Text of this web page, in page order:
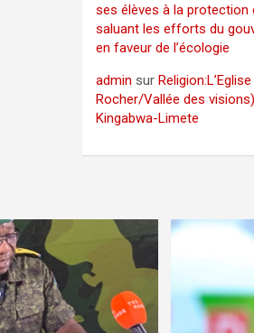
ses élèves à la protection
saluant les efforts du
en faveur de l’écologie
admin sur
Rocher/Vallée des
Kingabwa-Limete